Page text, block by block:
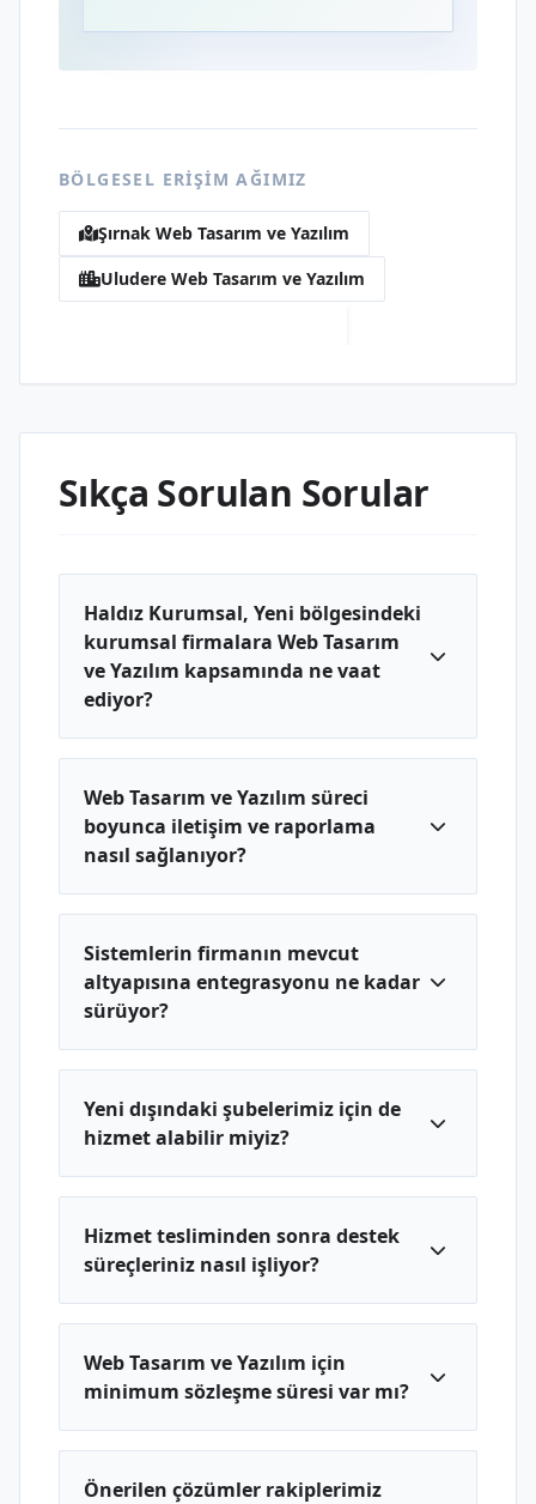
BÖLGESEL ERIŞIM AĞIMIZ
Şırnak Web Tasarım ve Yazılım
Uludere Web Tasarım ve Yazılım
Sıkça Sorulan Sorular
Haldız Kurumsal, Yeni bölgesindeki
kurumsal firmalara Web Tasarım
ve Yazılım kapsamında ne vaat
ediyor?
Web Tasarım ve Yazılım süreci
boyunca iletişim ve raporlama
nasıl sağlanıyor?
Sistemlerin firmanın mevcut
altyapısına entegrasyonu ne kadar
sürüyor?
Yeni dışındaki şubelerimiz için de
hizmet alabilir miyiz?
Hizmet tesliminden sonra destek
süreçleriniz nasıl işliyor?
Web Tasarım ve Yazılım için
minimum sözleşme süresi var mı?
Önerilen çözümler rakiplerimiz